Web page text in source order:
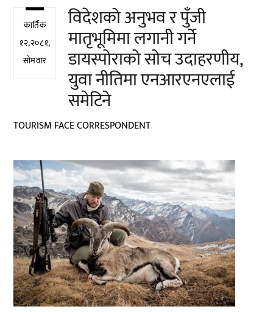
कार्तिक
१२,२०८१,
सोमवार
विदेशको अनुभव र पुँजी
मातृभूमिमा लगानी गर्ने
डायस्पोराको सोच उदाहरणीय,
युवा नीतिमा एनआरएनएलाई
समेटिने
TOURISM FACE CORRESPONDENT